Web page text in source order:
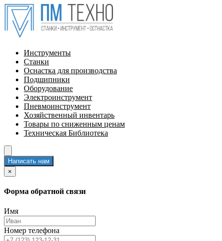
Инструменты
Станки
Оснастка для производства
Подшипники
Оборудование
Электроинструмент
Пневмоинструмент
Хозяйственный инвентарь
Товары по сниженным ценам
Техническая Библиотека
Написать нам
×
Форма обратной связи
Имя
Номер телефона